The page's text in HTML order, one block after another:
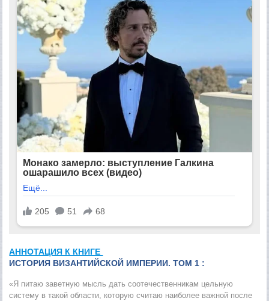
АННОТАЦИЯ К КНИГЕ
ИСТОРИЯ ВИЗАНТИЙСКОЙ ИМПЕРИИ. ТОМ 1 :
«Я питаю заветную мысль дать соотечественникам цельную
систему в такой области, которую считаю наиболее важной после